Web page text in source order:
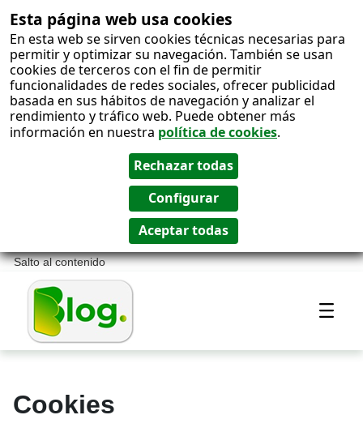
Esta página web usa cookies
En esta web se sirven cookies técnicas necesarias para
permitir y optimizar su navegación. También se usan
cookies de terceros con el fin de permitir
funcionalidades de redes sociales, ofrecer publicidad
basada en sus hábitos de navegación y analizar el
rendimiento y tráfico web. Puede obtener más
información en nuestra política de cookies.
Salto al contenido
Blog ONCE -
Cookies